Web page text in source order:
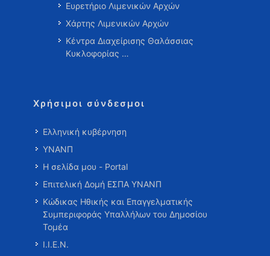
Ευρετήριο Λιμενικών Αρχών
Χάρτης Λιμενικών Αρχών
Κέντρα Διαχείρισης Θαλάσσιας
Κυκλοφορίας …
Χρήσιμοι σύνδεσμοι
Ελληνική κυβέρνηση
ΥΝΑΝΠ
Η σελίδα μου - Portal
Επιτελική Δομή ΕΣΠΑ ΥΝΑΝΠ
Κώδικας Ηθικής και Επαγγελματικής
Συμπεριφοράς Υπαλλήλων του Δημοσίου
Τομέα
Ι.Ι.Ε.Ν.